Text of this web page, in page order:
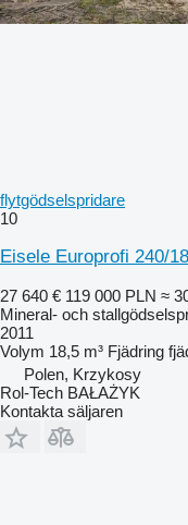
flytgödselspridare
10
Eisele Europrofi 240/
27 640 € 119 000 PLN ≈
Mineral- och
2011
Volym 18,5 m³ Fjädring
Polen, Krzykosy
Rol-Tech BAŁAŻYK
Kontakta säljaren